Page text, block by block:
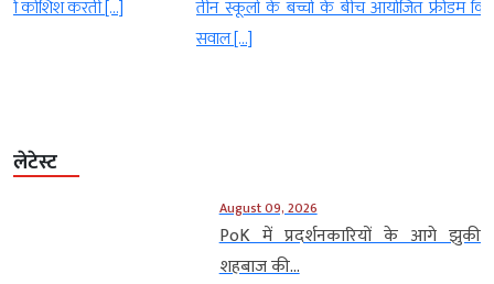
तीन स्कूलों के बच्चों के बीच आयोजित फ्रीडम क्विज में सावरकर से संबंधित
लेटेस्ट
August 09, 2026
PoK में प्रदर्शनकारियों के आगे झुकी
शहबाज की...